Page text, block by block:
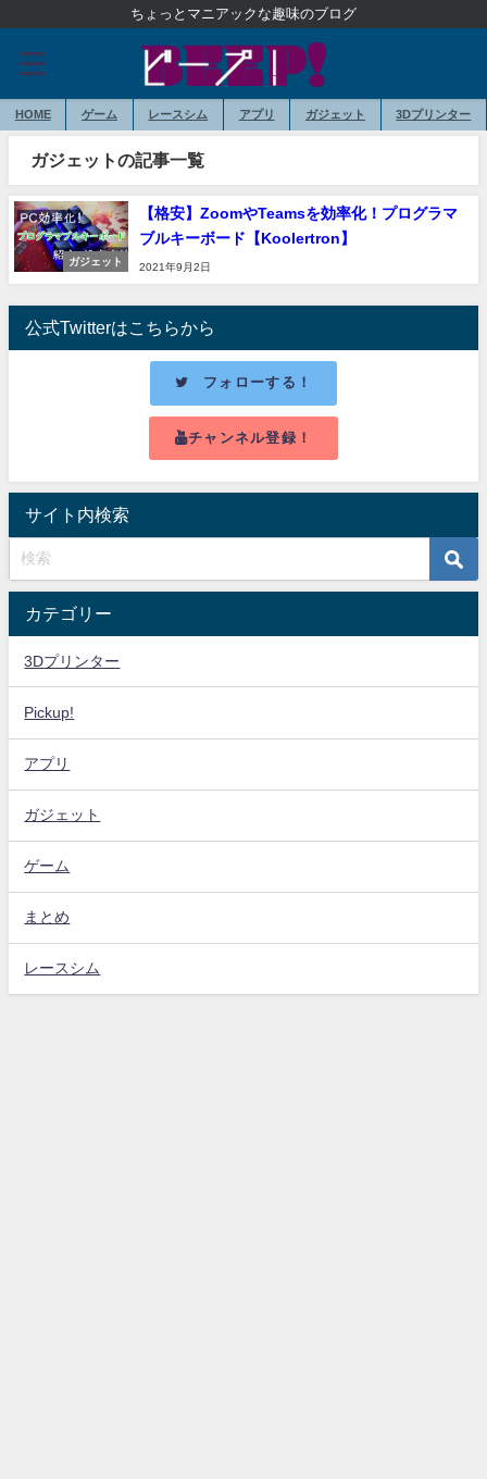
ちょっとマニアックな趣味のブログ
HOME ゲーム レースシム アプリ ガジェット 3Dプリンター
ガジェットの記事一覧
ガジェット
【格安】ZoomやTeamsを効率化！プログラマ
ブルキーボード【Koolertron】
2021年9月2日
公式Twitterはこちらから
フォローする！
チャンネル登録！
サイト内検索
カテゴリー
3Dプリンター
Pickup!
アプリ
ガジェット
ゲーム
まとめ
レースシム